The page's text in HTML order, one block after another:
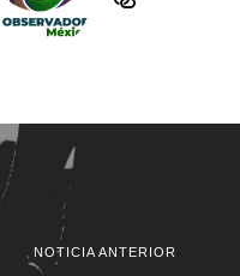
NOTICIA ANTERIOR